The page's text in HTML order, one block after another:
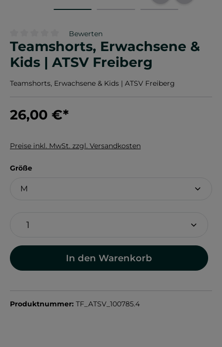
Durchschnittliche Bewertung von 0 von 5 Sternen
Bewerten
Teamshorts, Erwachsene &
Kids | ATSV Freiberg
Teamshorts, Erwachsene & Kids | ATSV Freiberg
26,00 €*
Preise inkl. MwSt. zzgl. Versandkosten
Größeauswählen
In den Warenkorb
Produktnummer: TF_ATSV_100785.4